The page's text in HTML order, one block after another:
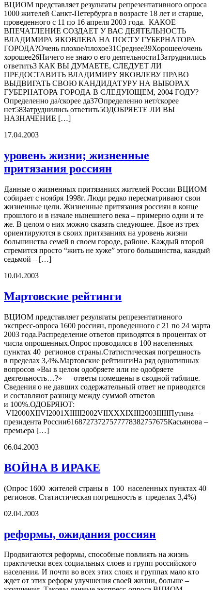
ВЦИОМ представляет результаты репрезентативного опроса
1000 жителей Санкт-Петербурга в возрасте 18 лет и старше,
проведенного с 11 по 16 апреля 2003 года. КАКОЕ
ВПЕЧАТЛЕНИЕ СОЗДАЕТ У ВАС ДЕЯТЕЛЬНОСТЬ
ВЛАДИМИРА ЯКОВЛЕВА НА ПОСТУ ГУБЕРНАТОРА
ГОРОДА?Очень плохое/плохое31Среднее39Хорошее/очень
хорошее26Ничего не знаю о его деятельности1Затруднились
ответить3 КАК ВЫ ДУМАЕТЕ, СЛЕДУЕТ ЛИ
ПРЕДОСТАВИТЬ ВЛАДИМИРУ ЯКОВЛЕВУ ПРАВО
ВЫДВИГАТЬ СВОЮ КАНДИДАТУРУ НА ВЫБОРАХ
ГУБЕРНАТОРА ГОРОДА В СЛЕДУЮЩЕМ, 2004 ГОДУ?
Определенно да/скорее да37Определенно нет/скорее
нет58Затруднились ответить5ОДОБРЯЕТЕ ЛИ ВЫ
НАЗНАЧЕНИЕ […]
17.04.2003
уровень жизни; жизненные
притязания россиян
Данные о жизненных притязаниях жителей России ВЦИОМ
собирает с ноября 1998г. Люди редко пересматривают свои
жизненные цели. Жизненные притязания россиян в конце
прошлого и в начале нынешнего века – примерно одни и те
же. В целом о них можно сказать следующее. Двое из трех
ориентируются в своих притязаниях на уровень жизни
большинства семей в своем городе, районе. Каждый второй
стремится просто “жить не хуже” этого большинства, каждый
седьмой – […]
10.04.2003
Мартовские рейтинги
ВЦИОМ представляет результаты репрезентативного
экспресс-опроса 1600 россиян, проведенного с 21 по 24 марта
2003 года.Распределение ответов приводятся в процентах от
числа опрошенных.Опрос проводился в 100 населенных
пунктах 40 регионов страны.Статистическая погрешность
в пределах 3,4%.Мартовские рейтингиНа ряд однотипных
вопросов «Вы в целом одобряете или не одобряете
деятельность…?» — ответы помещены в сводной таблице.
Сведения о не давших содержательный ответ не приводятся
и составляют разницу между суммой ответов
и 100%.ОДОБРЯЮТ:
VI2000XIIVI2001XIIIII2002VIIXXXIXIII2003IIIIIПутина –
президента России61687273727577778382757675Касьянова –
премьера […]
06.04.2003
ВОЙНА В ИРАКЕ
(Опрос 1600 жителей страны в 100 населенных пунктах 40
регионов. Статистическая погрешность в пределах 3,4%)
02.04.2003
реформы, ожидания россиян
Продвигаются реформы, способные повлиять на жизнь
практически всех социальных слоев и групп российского
населения. И почти во всех этих слоях и группах мало кто
ждет от этих реформ улучшения своей жизни, больше –